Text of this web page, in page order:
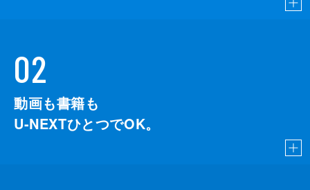
02
動画も書籍も
U-NEXTひとつでOK。